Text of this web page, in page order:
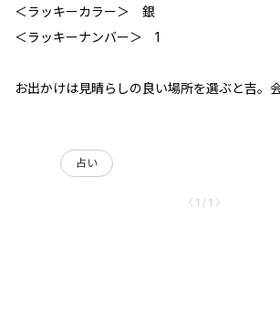
＜ラッキーカラー＞ 銀
＜ラッキーナンバー＞ 1
お出かけは見晴らしの良い場所を選ぶと吉。
占い
〈 1 / 1 〉